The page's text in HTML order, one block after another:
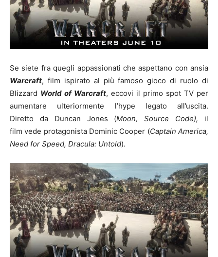
Se siete fra quegli appassionati che aspettano con ansia
Warcraft, film ispirato al più famoso gioco di ruolo di
Blizzard World of Warcraft, eccovi il primo spot TV per
aumentare ulteriormente l’hype legato all’uscita.
Diretto da Duncan Jones (Moon, Source Code), il
film vede protagonista Dominic Cooper (Captain America,
Need for Speed, Dracula: Untold).